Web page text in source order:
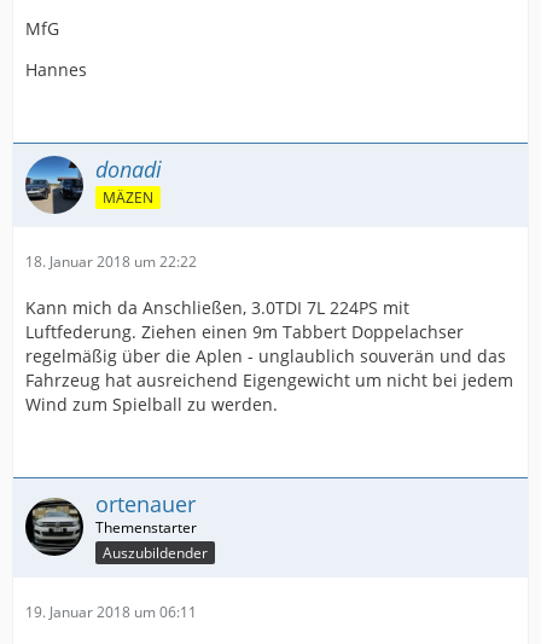
MfG
Hannes
donadi
MÄZEN
18. Januar 2018 um 22:22
Kann mich da Anschließen, 3.0TDI 7L 224PS mit
Luftfederung. Ziehen einen 9m Tabbert Doppelachser
regelmäßig über die Aplen - unglaublich souverän und das
Fahrzeug hat ausreichend Eigengewicht um nicht bei jedem
Wind zum Spielball zu werden.
ortenauer
Auszubildender
19. Januar 2018 um 06:11